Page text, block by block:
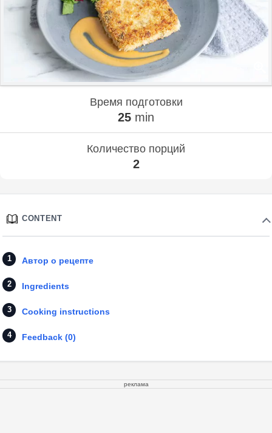
Время подготовки
25 min
Количество порций
2
CONTENT
Автор о рецепте
Ingredients
Cooking instructions
Feedback (0)
реклама